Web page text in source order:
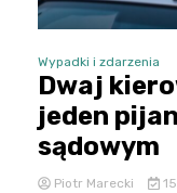
Wypadki i zdarzenia
Dwaj
jeden
sądowym
Piotr Marecki